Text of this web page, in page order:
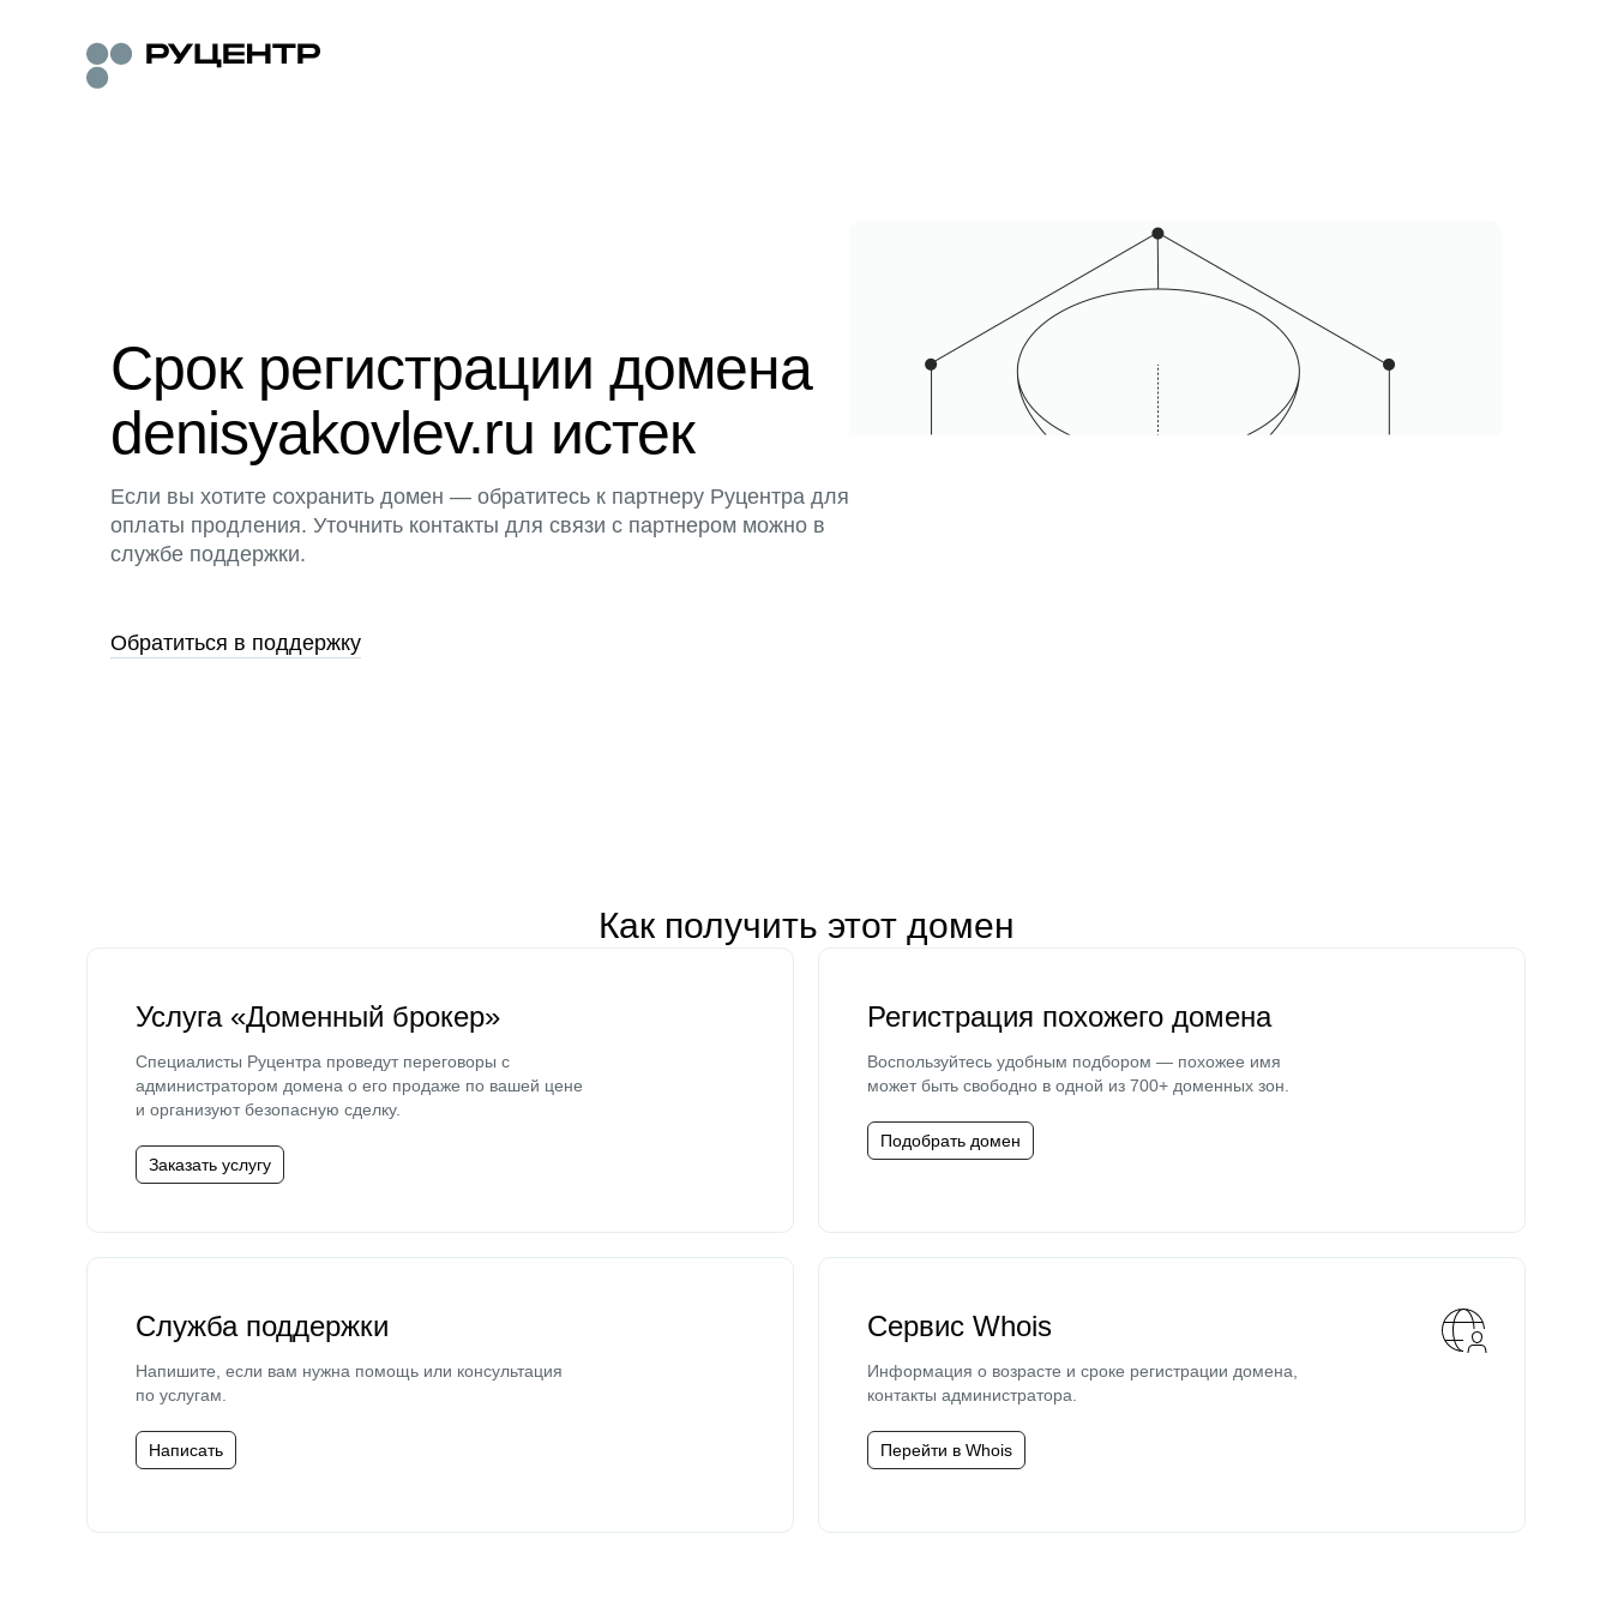
Срок регистрации домена
denisyakovlev.ru истек
Если вы хотите сохранить домен — обратитесь к партнеру Руцентра для
оплаты продления. Уточнить контакты для связи с партнером можно в
службе поддержки.
Обратиться в поддержку
Как получить этот домен
Услуга «Доменный брокер»
Специалисты Руцентра проведут переговоры с
администратором домена о его продаже по вашей цене
и организуют безопасную сделку.
Заказать услугу
Регистрация похожего домена
Воспользуйтесь удобным подбором — похожее имя
может быть свободно в одной из 700+ доменных зон.
Подобрать домен
Служба поддержки
Напишите, если вам нужна помощь или консультация
по услугам.
Написать
Сервис Whois
Информация о возрасте и сроке регистрации домена,
контакты администратора.
Перейти в Whois